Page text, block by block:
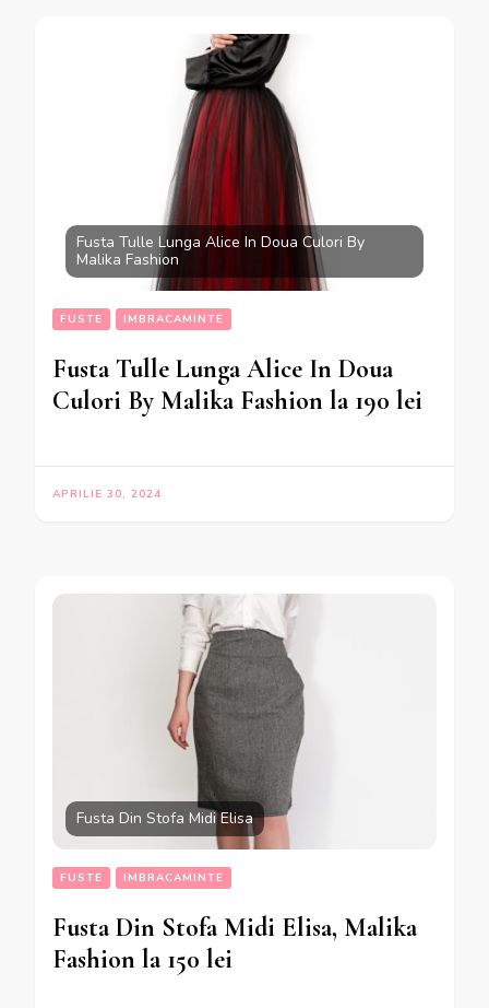
Fusta Tulle Lunga Alice In Doua Culori By
Malika Fashion
FUSTE IMBRACAMINTE
Fusta Tulle Lunga Alice In Doua
Culori By Malika Fashion la 190 lei
APRILIE 30, 2024
Fusta Din Stofa Midi Elisa
FUSTE IMBRACAMINTE
Fusta Din Stofa Midi Elisa, Malika
Fashion la 150 lei